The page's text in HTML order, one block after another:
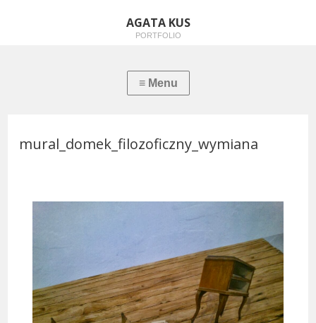
AGATA KUS
PORTFOLIO
mural_domek_filozoficzny_wymiana